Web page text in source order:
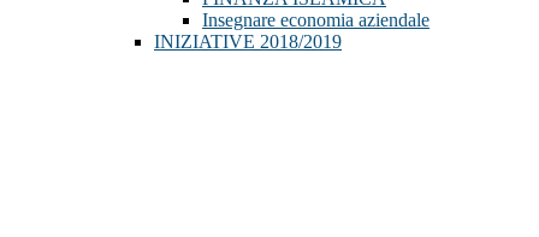
Insegnare economia aziendale
INIZIATIVE 2018/2019